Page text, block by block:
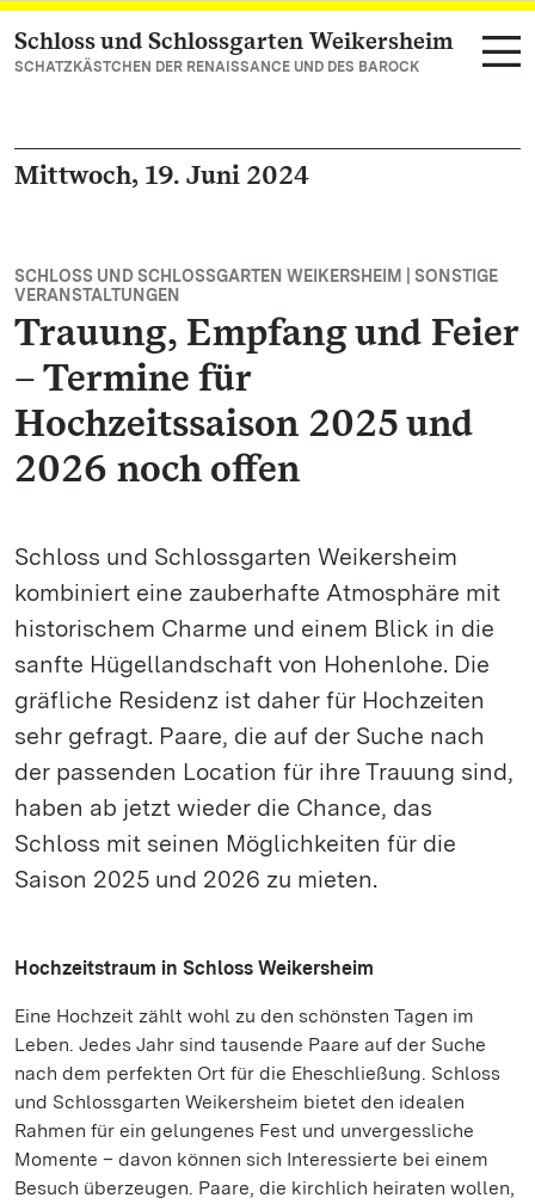
Zum Hauptinhalt springen
Schloss und Schlossgarten Weikersheim
SCHATZKÄSTCHEN DER RENAISSANCE UND DES BAROCK
Mittwoch, 19. Juni 2024
SCHLOSS UND SCHLOSSGARTEN WEIKERSHEIM | SONSTIGE
VERANSTALTUNGEN
Trauung, Empfang und Feier
– Termine für
Hochzeitssaison 2025 und
2026 noch offen
Schloss und Schlossgarten Weikersheim
kombiniert eine zauberhafte Atmosphäre mit
historischem Charme und einem Blick in die
sanfte Hügellandschaft von Hohenlohe. Die
gräfliche Residenz ist daher für Hochzeiten
sehr gefragt. Paare, die auf der Suche nach
der passenden Location für ihre Trauung sind,
haben ab jetzt wieder die Chance, das
Schloss mit seinen Möglichkeiten für die
Saison 2025 und 2026 zu mieten.
Hochzeitstraum in Schloss Weikersheim
Eine Hochzeit zählt wohl zu den schönsten Tagen im
Leben. Jedes Jahr sind tausende Paare auf der Suche
nach dem perfekten Ort für die Eheschließung. Schloss
und Schlossgarten Weikersheim bietet den idealen
Rahmen für ein gelungenes Fest und unvergessliche
Momente – davon können sich Interessierte bei einem
Besuch überzeugen. Paare, die kirchlich heiraten wollen,